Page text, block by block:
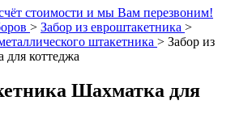
стоимости и мы Вам перезвоним!
> Забор из евроштакетника >
штакетника > Забор из
коттеджа
Шахматка для